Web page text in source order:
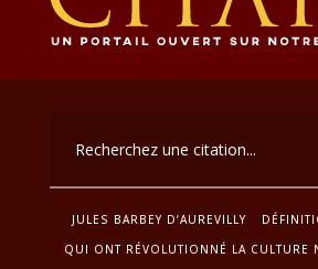
JULES BARBEY D’AUREVILLY
QUI ONT RÉVOLUTIONNÉ LA CULTURE